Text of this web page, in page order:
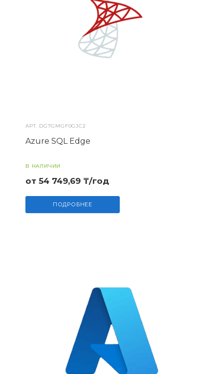
АРТ. DG7GMGF0GJC2
Azure SQL Edge
В НАЛИЧИИ
от 54 749,69 ₸/год
ПОДРОБНЕЕ